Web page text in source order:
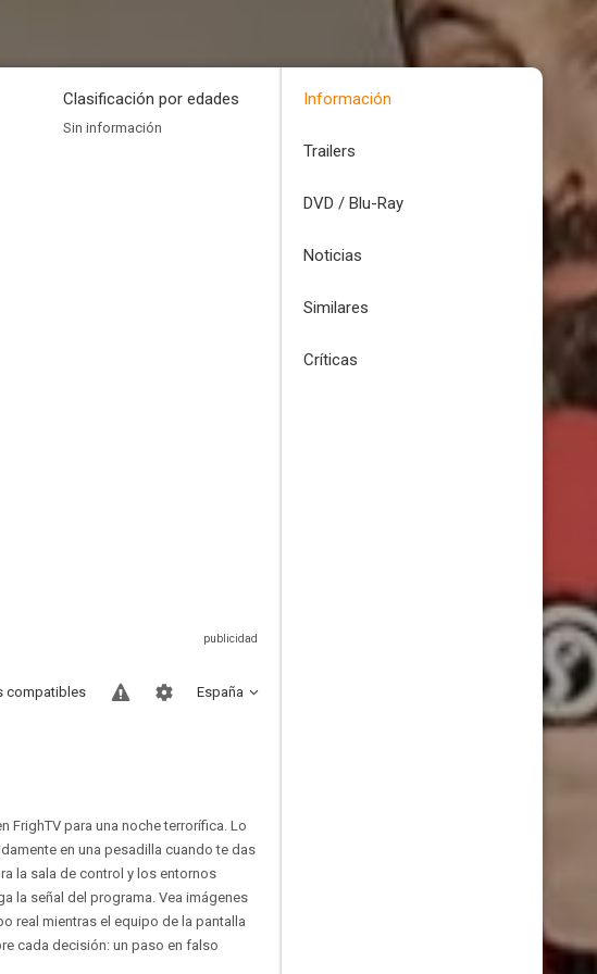
Clasificación por edades
Sin información
España
compatibles
FrighTV para una noche terrorífica. Lo
en una pesadilla cuando te das
la sala de control y los entornos
la señal del programa. Vea imágenes
real mientras el equipo de la pantalla
cada decisión: un paso en falso
Información
Trailers
DVD / Blu-Ray
Noticias
Similares
Críticas